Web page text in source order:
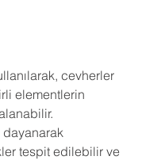
cevherler
elementlerin
dayanarak
tespit edilebilir ve